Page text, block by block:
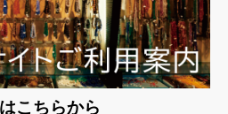
こちらから